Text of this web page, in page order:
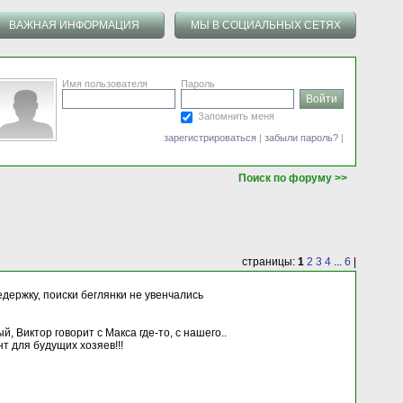
ВАЖНАЯ ИНФОРМАЦИЯ МЫ В СОЦИАЛЬНЫХ СЕТЯХ
Имя пользователя Пароль
Запомнить меня
зарегистрироваться | забыли пароль? |
Поиск по форуму >>
страницы: 1 2 3 4 ... 6
поиски беглянки не увенчались
Виктор говорит с Макса где-то, с нашего..
для будущих хозяев!!!